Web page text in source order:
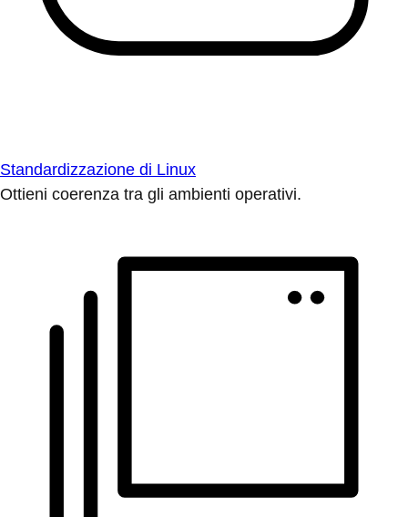
Standardizzazione di Linux
Ottieni coerenza tra gli ambienti operativi.